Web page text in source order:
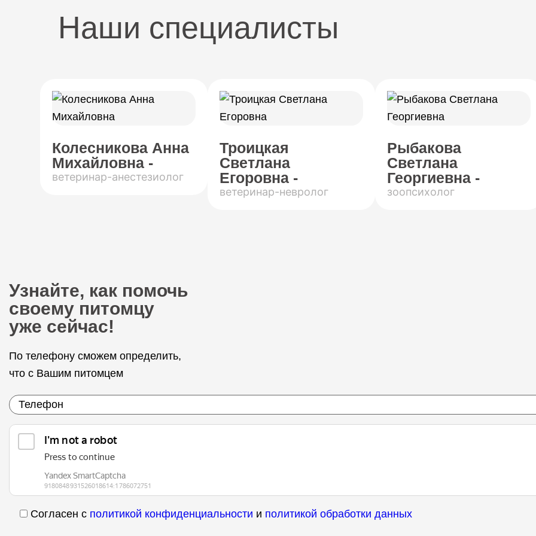
Наши специалисты
Колесникова Анна
Михайловна -
ветеринар-анестезиолог
Троицкая
Светлана
Егоровна -
ветеринар-невролог
Рыбакова
Светлана
Георгиевна -
зоопсихолог
Узнайте, как помочь
своему питомцу
уже сейчас!
По телефону сможем определить,
что с Вашим питомцем
Согласен с политикой конфиденциальности и политикой обработки данных